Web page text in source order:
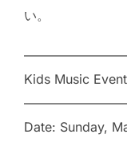
い。
Kids Music
Date: Sunday,